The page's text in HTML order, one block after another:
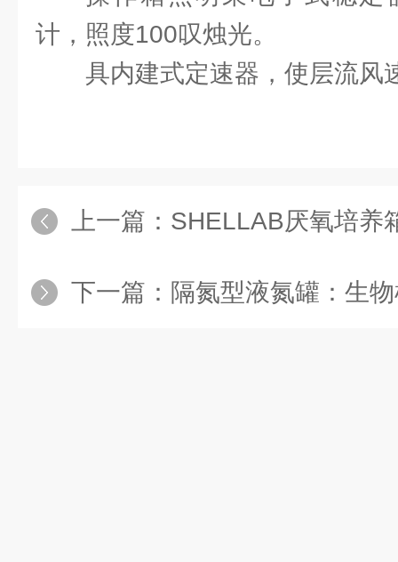
计，照度100叹烛光。
具内建式定速器，使层流风
上一篇： SHELLAB厌氧培养箱：
下一篇： 隔氮型液氮罐：生物